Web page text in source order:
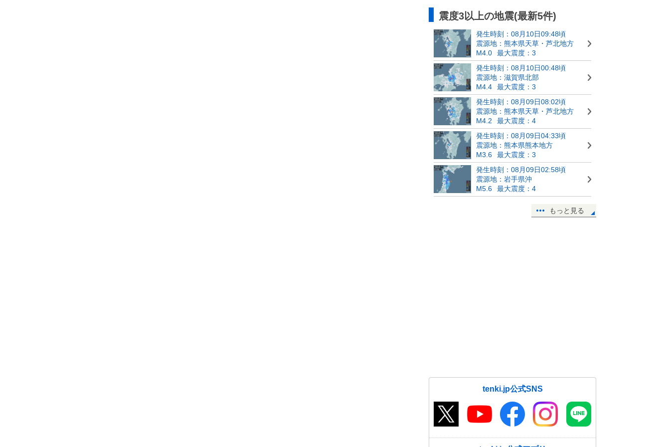
震度3以上の地震(最新5件)
発生時刻：08月10日09:48頃
震源地：熊本県天草・芦北地方
M4.0
最大震度：3
発生時刻：08月10日00:48頃
震源地：滋賀県北部
M4.4
最大震度：3
発生時刻：08月09日08:02頃
震源地：熊本県天草・芦北地方
M4.2
最大震度：4
発生時刻：08月09日04:33頃
震源地：熊本県熊本地方
M3.6
最大震度：3
発生時刻：08月09日02:58頃
震源地：岩手県沖
M5.6
最大震度：4
もっと見る
tenki.jp公式SNS